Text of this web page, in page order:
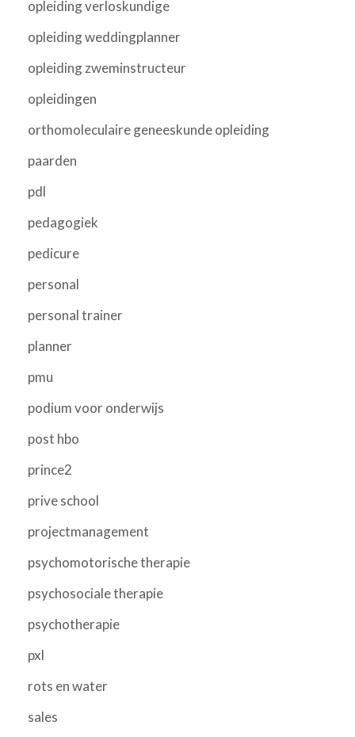
opleiding verloskundige
opleiding weddingplanner
opleiding zweminstructeur
opleidingen
orthomoleculaire geneeskunde opleiding
paarden
pdl
pedagogiek
pedicure
personal
personal trainer
planner
pmu
podium voor onderwijs
post hbo
prince2
prive school
projectmanagement
psychomotorische therapie
psychosociale therapie
psychotherapie
pxl
rots en water
sales